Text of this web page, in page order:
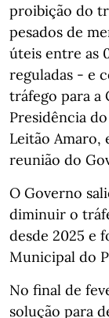
proibição do
pesados de
úteis entre as
reguladas - e
tráfego para a
Presidência
Leitão Amaro,
reunião do
O Governo
diminuir o
desde 2025 e
Municipal do
No final de
solução para